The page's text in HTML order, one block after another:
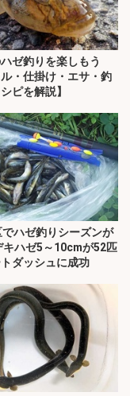
ゼ釣りを楽しもう
ル・仕掛け・エサ・釣
ピを解説】
ハゼ釣りシーズンが
キハゼ5～10cmが52匹
ダッシュに成功